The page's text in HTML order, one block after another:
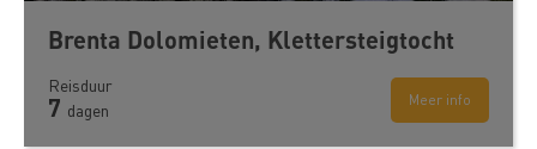
Brenta Dolomieten, Klettersteigtocht
Meer info
Reisduur
7 dagen